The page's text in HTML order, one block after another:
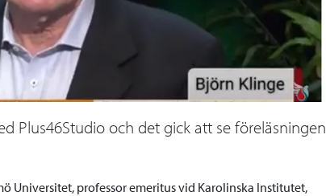
Plus46Studio och det gick att se föreläsningen
Universitet, professor emeritus vid Karolinska Institutet,